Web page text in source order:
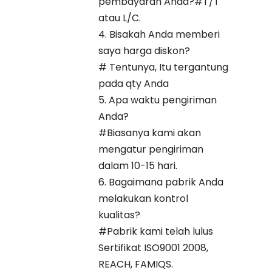
atau L/C.
4. Bisakah Anda memberi
saya harga diskon?
# Tentunya, Itu tergantung
pada qty Anda
5. Apa waktu pengiriman
Anda?
#Biasanya kami akan
mengatur pengiriman
dalam 10-15 hari.
6. Bagaimana pabrik Anda
melakukan kontrol
kualitas?
#Pabrik kami telah lulus
Sertifikat ISO9001 2008,
REACH, FAMIQS.